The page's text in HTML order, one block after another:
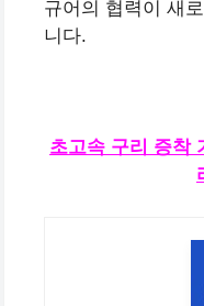
규어의 협력이 새
니다.
초고속 구리 증착